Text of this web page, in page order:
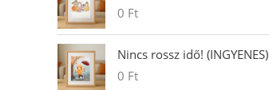
0 Ft
Nincs rossz idő! (INGYENES)
0 Ft